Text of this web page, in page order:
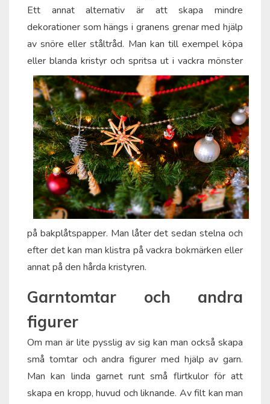
Ett annat alternativ är att skapa mindre
dekorationer som hängs i granens grenar med hjälp
av snöre eller ståltråd. Man kan till exempel köpa
eller blanda kristyr och spritsa ut i vackra mönster
på bakplåtspapper. Man låter det sedan stelna och
efter det kan man klistra på vackra bokmärken eller
annat på den hårda kristyren.
Garntomtar och andra
figurer
Om man är lite pysslig av sig kan man också skapa
små tomtar och andra figurer med hjälp av garn.
Man kan linda garnet runt små flirtkulor för att
skapa en kropp, huvud och liknande. Av filt kan man